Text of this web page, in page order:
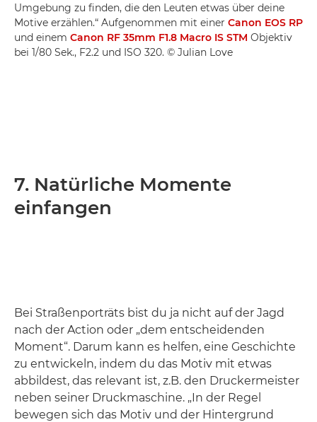
Umgebung zu finden, die den Leuten etwas über deine
Motive erzählen.“ Aufgenommen mit einer Canon EOS RP
und einem Canon RF 35mm F1.8 Macro IS STM Objektiv
bei 1/80 Sek., F2.2 und ISO 320. © Julian Love
7. Natürliche Momente
einfangen
Bei Straßenporträts bist du ja nicht auf der Jagd
nach der Action oder „dem entscheidenden
Moment“. Darum kann es helfen, eine Geschichte
zu entwickeln, indem du das Motiv mit etwas
abbildest, das relevant ist, z.B. den Druckermeister
neben seiner Druckmaschine. „In der Regel
bewegen sich das Motiv und der Hintergrund